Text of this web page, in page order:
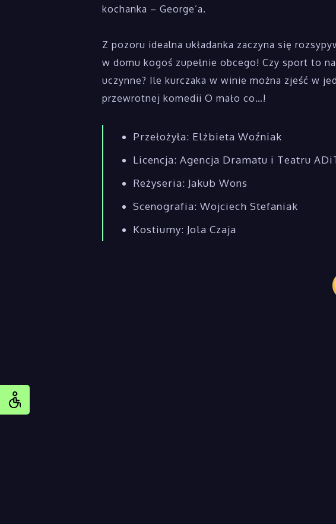
kochanka – George’a.
Z pozoru idealna układanka zaczyna się
w domu kogoś zupełnie obcego! Czy sport to
uczynne? Ile kurczaka w winie można zjeść w
przewrotnej komedii O mało co…!
Przełożyła: Elżbieta Woźniak
Licencja: Agencja Dramatu i Teatru
Reżyseria: Jakub Wons
Scenografia: Wojciech Stefaniak
Kostiumy: Jola Czaja